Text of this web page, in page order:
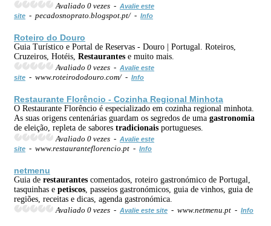
Avaliado 0 vezes - Avalie este
site - pecadosnoprato.blogspot.pt/ - Info
Roteiro do Douro
Guia Turístico e Portal de Reservas - Douro | Portugal. Roteiros,
Cruzeiros, Hotéis, Restaurantes e muito mais.
Avaliado 0 vezes - Avalie este
site - www.roteirododouro.com/ - Info
Restaurante Florêncio - Cozinha Regional Minhota
O Restaurante Florêncio é especializado em cozinha regional minhota.
As suas origens centenárias guardam os segredos de uma gastronomia
de eleição, repleta de sabores tradicionais portugueses.
Avaliado 0 vezes - Avalie este
site - www.restauranteflorencio.pt - Info
netmenu
Guia de restaurantes comentados, roteiro gastronómico de Portugal,
tasquinhas e petiscos , passeios gastronómicos, guia de vinhos, guia de
regiões, receitas e dicas, agenda gastronómica.
Avaliado 0 vezes - Avalie este site - www.netmenu.pt - Info